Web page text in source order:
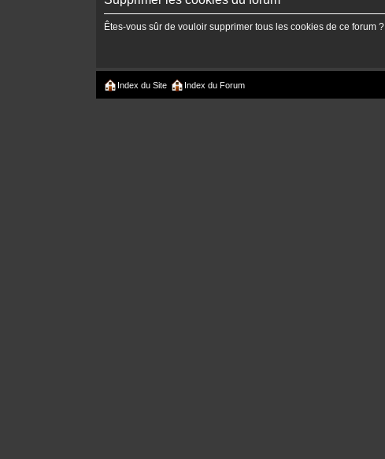
Êtes-vous sûr de vouloir supprimer tous les cookies de ce forum ?
Index du Site Index du Forum